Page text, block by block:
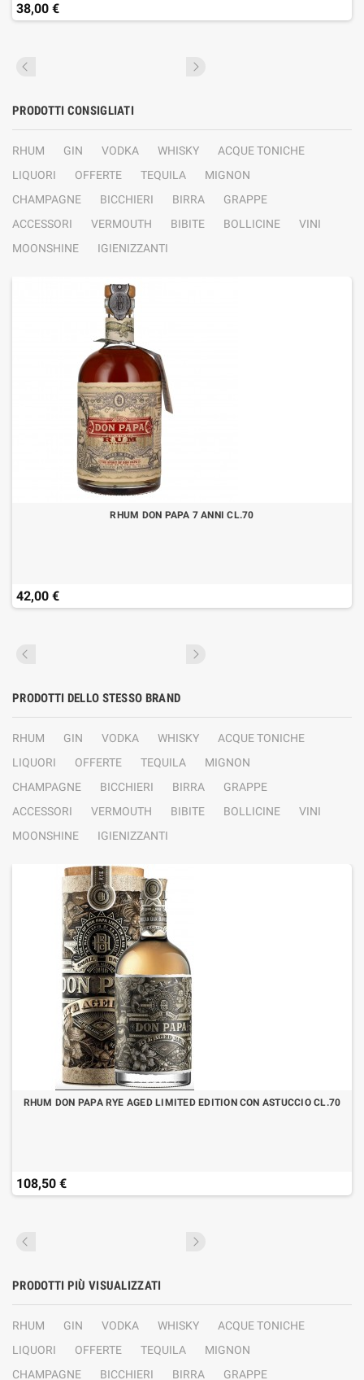
38,00 €
PRODOTTI CONSIGLIATI
RHUM GIN VODKA WHISKY
ACQUE TONICHE
LIQUORI
OFFERTE TEQUILA
MIGNON
CHAMPAGNE
BICCHIERI BIRRA
GRAPPE
ACCESSORI
VERMOUTH BIBITE BOLLICINE
VINI
MOONSHINE
IGIENIZZANTI
RHUM DON PAPA 7 ANNI CL.70
42,00 €
PRODOTTI DELLO STESSO BRAND
RHUM GIN VODKA WHISKY
ACQUE TONICHE
LIQUORI
OFFERTE TEQUILA
MIGNON
CHAMPAGNE
BICCHIERI BIRRA
GRAPPE
ACCESSORI
VERMOUTH BIBITE BOLLICINE
VINI
MOONSHINE
IGIENIZZANTI
RHUM DON PAPA RYE AGED LIMITED EDITION CON ASTUCCIO CL.70
108,50 €
PRODOTTI PIÙ VISUALIZZATI
RHUM GIN VODKA WHISKY
ACQUE TONICHE
LIQUORI
OFFERTE TEQUILA
MIGNON
CHAMPAGNE
BICCHIERI BIRRA GRAPPE